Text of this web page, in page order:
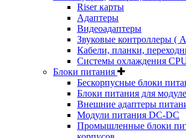
Riser карты
Адаптеры
Видеоадаптеры
Звуковые контроллеры (
Кабели, планки,
Системы охлаждения
Блоки питания
Бескорпусные блоки
Блоки питания для
Внешние адаптеры
Модули питания DC-DC
Промышленные блоки